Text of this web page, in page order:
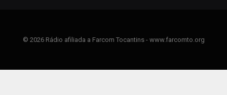
© 2026 Rádio afiliada a Farcom Tocantins - www.farcomto.org